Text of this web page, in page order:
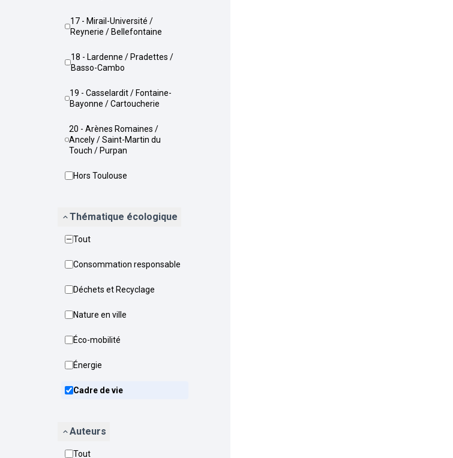
17 - Mirail-Université /
Reynerie / Bellefontaine
18 - Lardenne / Pradettes /
Basso-Cambo
19 - Casselardit / Fontaine-
Bayonne / Cartoucherie
20 - Arènes Romaines /
Ancely / Saint-Martin du
Touch / Purpan
Hors Toulouse
Thématique écologique
Tout
Consommation responsable
Déchets et Recyclage
Nature en ville
Éco-mobilité
Énergie
Cadre de vie
Auteurs
Tout